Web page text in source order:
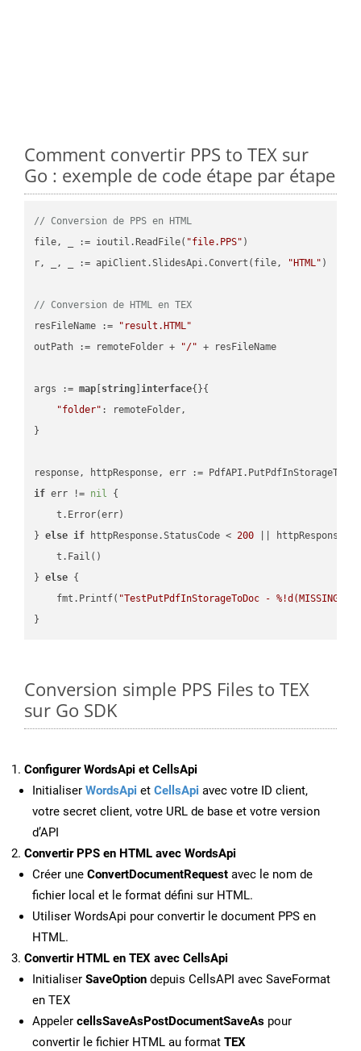
Comment convertir PPS to TEX sur
Go : exemple de code étape par étape
// Conversion de PPS en HTML
file, _ := ioutil.ReadFile( "file.PPS" )
r, _, _ := apiClient.SlidesApi.Convert(file,
"HTML" )
// Conversion de HTML en TEX
resFileName :=
"result.HTML"
outPath := remoteFolder +
"/" + resFileName
args := map string ]interface{}{
"folder" : remoteFolder,
}
if err != nil {
    t.Error(err)
} else if httpResponse.StatusCode < 200 ||
    t.Fail()
} else {
    fmt.Printf(
"TestPutPdfInStorageToDoc - %!d(MISSING)\n"
Conversion simple PPS Files to TEX
sur Go SDK
Configurer WordsApi et CellsApi
Initialiser WordsApi et CellsApi avec votre ID client,
votre secret client, votre URL de base et votre version
d’API
Convertir PPS en HTML avec WordsApi
Créer une ConvertDocumentRequest avec le nom de
fichier local et le format défini sur HTML.
Utiliser WordsApi pour convertir le document PPS en
HTML.
Convertir HTML en TEX avec CellsApi
Initialiser SaveOption depuis CellsAPI avec SaveFormat
en TEX
Appeler cellsSaveAsPostDocumentSaveAs pour
convertir le fichier HTML au format TEX